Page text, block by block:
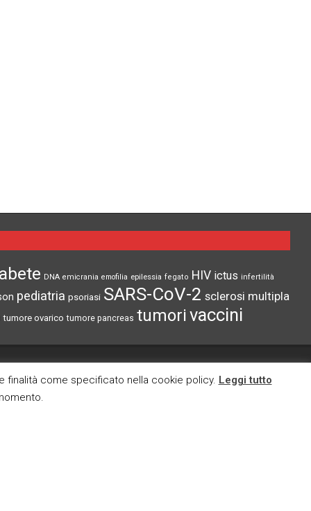
DNA emicrania emofilia epilessia fegato HIV ictus infertilità
pediatria psoriasi SARS-CoV-2 sclerosi multipla
tumore ovarico tumore pancreas tumorivaccini
CI TROVI ANCHE SU
finalità come specificato nella cookie policy. Leggi tutto